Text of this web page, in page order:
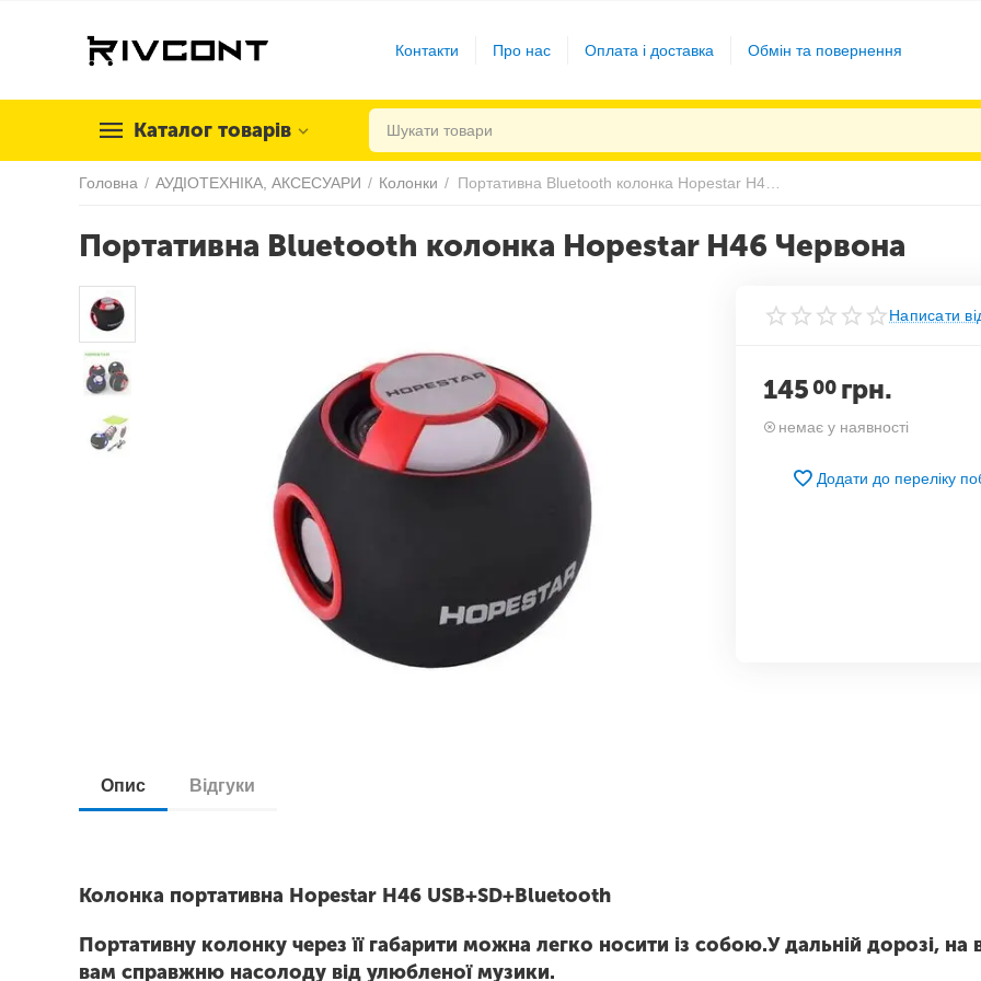
Контакти Про нас Оплата і доставка Обмін та повернення
Каталог товарів
Головна / АУДІОТЕХНІКА, АКСЕСУАРИ / Колонки /
Портативна Bluetooth колонка Hopestar H46 Червона
Написати
145 00 грн.
немає у наявності
Додати до переліку
Опис Відгуки
Колонка портативна Hopestar H46 USB+SD+Bluetooth
Портативну колонку через її габарити можна легко носити із собою.У дальній дорозі, на
вам справжню насолоду від улюбленої музики.